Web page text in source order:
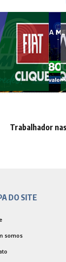
Trabalhador
DO SITE
somos